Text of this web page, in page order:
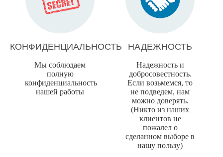
КОНФИДЕНЦИАЛЬНОСТЬ
Мы соблюдаем
полную
конфиденциальность
нашей работы
НАДЕЖНОСТЬ
Надежность и
добросовестность.
Если возьмемся, то
не подведем, нам
можно доверять.
(Никто из наших
клиентов не
пожалел о
сделанном выборе в
нашу пользу)